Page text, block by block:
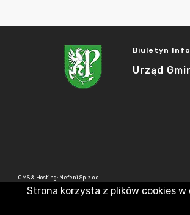
Biuletyn
Urząd
CMS & Hosting: Nefeni Sp. z o.o.
Strona korzysta z plików cookies